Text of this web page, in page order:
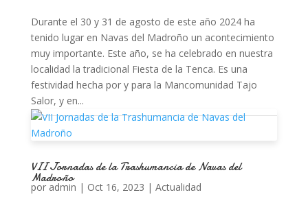
Durante el 30 y 31 de agosto de este año 2024 ha
tenido lugar en Navas del Madroño un acontecimiento
muy importante. Este año, se ha celebrado en nuestra
localidad la tradicional Fiesta de la Tenca. Es una
festividad hecha por y para la Mancomunidad Tajo
Salor, y en...
VII Jornadas de la Trashumancia de Navas del
Madroño
por admin | Oct 16, 2023 | Actualidad